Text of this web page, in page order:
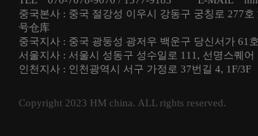
중국본사 : 중국 절강성 이우시 강동구 궁칭로 277
号仓库
중국지사 : 중국 광둥성 광저우 백운구 당신서가 61
서울지사 : 서울시 성동구 성수일로 111, 선명스퀘어
인천지사 : 인천광역시 서구 가정로 37번길 4, 1F/3F
Copyright 2023 HM china. ALL rights reserved.